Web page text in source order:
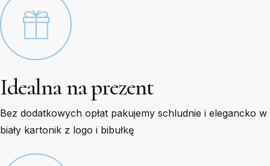
Idealna na prezent
Bez dodatkowych opłat pakujemy schludnie i elegancko w
biały kartonik z logo i bibułkę